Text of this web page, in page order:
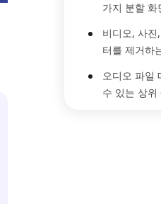
가지 분할 화
비디오, 사진
터를 제거하
오디오 파일
수 있는 상위